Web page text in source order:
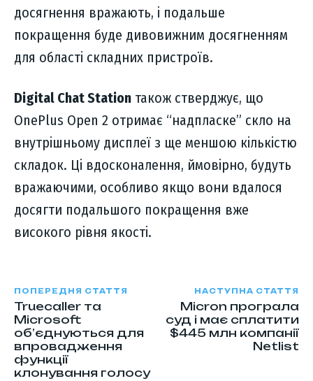
досягнення вражають, і подальше
покращення буде дивовижним досягненням
для області складних пристроїв.
Digital Chat Station також стверджує, що
OnePlus Open 2 отримає “надпласке” скло на
внутрішньому дисплеї з ще меншою кількістю
складок. Ці вдосконалення, ймовірно, будуть
вражаючими, особливо якщо вони вдалося
досягти подальшого покращення вже
високого рівня якості.
ПОПЕРЕДНЯ СТАТТЯ
Truecaller та
Microsoft
об’єднуються для
впровадження
функції
клонування голосу
НАСТУПНА СТАТТЯ
Micron програла
суд і має сплатити
$445 млн компанії
Netlist